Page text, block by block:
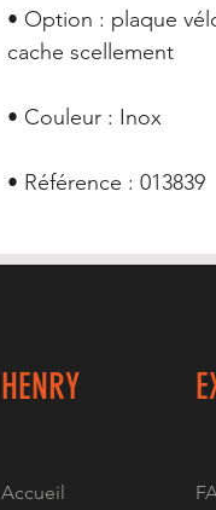
• Option : plaque
cache scellement
• Couleur : Inox
• Référence : 013839
HENRY
Accueil